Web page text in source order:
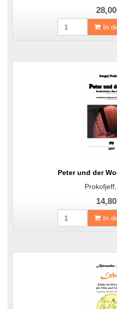
In
Peter und der
In